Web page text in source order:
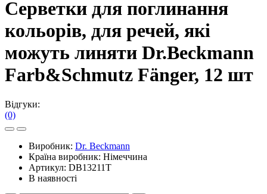
Cерветки для поглинання
кольорів, для речей, які
можуть линяти Dr.Beckmann
Farb&Schmutz Fänger, 12 шт
Відгуки:
(0)
Виробник: Dr. Beckmann
Країна виробник: Німеччина
Артикул: DB13211T
В наявності